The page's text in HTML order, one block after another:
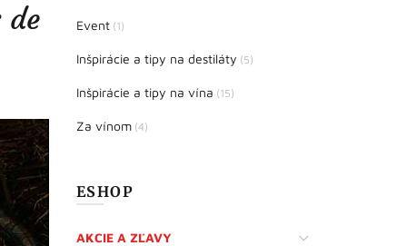
de Event(1)
Inšpirácie a tipy na destiláty (5)
Inšpirácie a tipy na vína (15)
Za vínom(4)
ESHOP
AKCIE A ZĽAVY